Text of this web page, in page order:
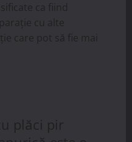
ca fiind
cu alte
care pot să fie mai
plăci pir